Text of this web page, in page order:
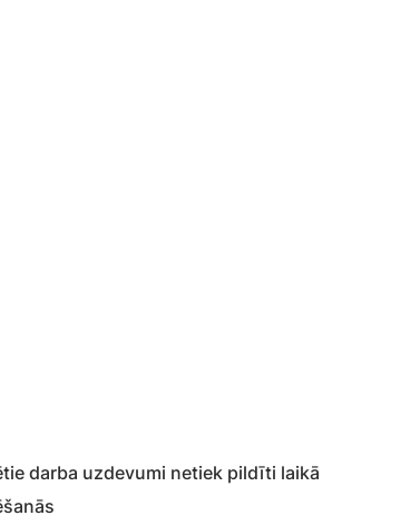
darba uzdevumi netiek pildīti laikā